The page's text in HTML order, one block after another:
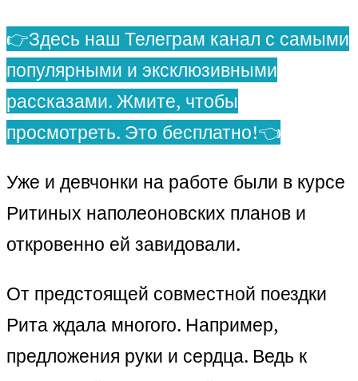
👉Здесь наш Телеграм канал с самыми
популярными и эксклюзивными
рассказами. Жмите, чтобы
просмотреть. Это бесплатно!👈
Уже и девчонки на работе были в курсе
Ритиных наполеоновских планов и
откровенно ей завидовали.
От предстоящей совместной поездки
Рита ждала многого. Например,
предложения руки и сердца. Ведь к